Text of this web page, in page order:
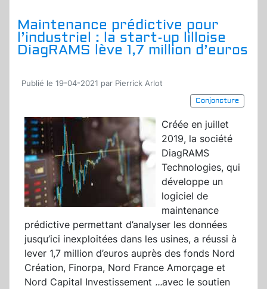
Maintenance prédictive pour
l’industriel : la start-up lilloise
DiagRAMS lève 1,7 million d’euros
Publié le 19-04-2021 par Pierrick Arlot
Conjoncture
Créée en juillet
2019, la société
DiagRAMS
Technologies, qui
développe un
logiciel de
maintenance
prédictive permettant d’analyser les données
jusqu’ici inexploitées dans les usines, a réussi à
lever 1,7 million d’euros auprès des fonds Nord
Création, Finorpa, Nord France Amorçage et
Nord Capital Investissement ...avec le soutien